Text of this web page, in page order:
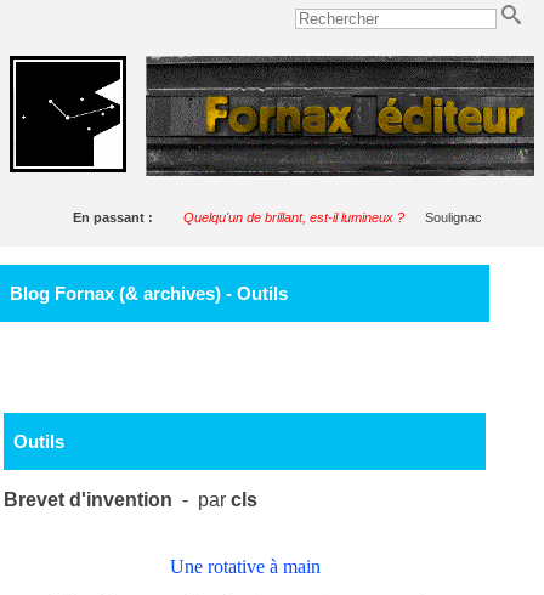
En passant : Quelqu'un de brillant, est-il lumineux ? Soulignac
Blog Fornax (& archives) - Outils
Outils
Brevet d'invention - parcls
Une rotative à main